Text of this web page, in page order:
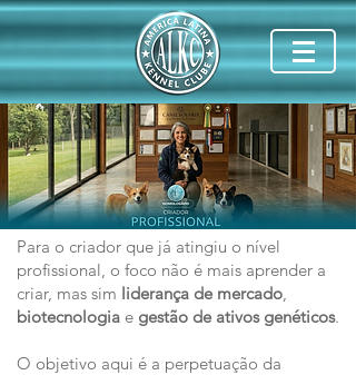
Para o criador que já atingiu o nível
profissional, o foco não é mais aprender a
criar, mas sim liderança de mercado,
biotecnologia e gestão de ativos genéticos.
O objetivo aqui é a perpetuação da